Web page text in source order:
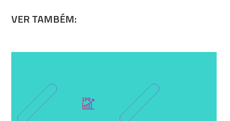
VER TAMBÉM: